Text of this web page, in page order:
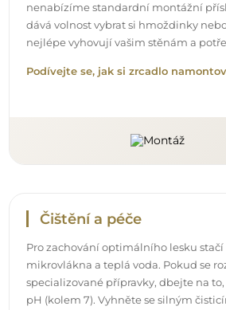
nenabízíme standardní montážní
dává volnost vybrat si hmoždinky
nejlépe vyhovují vašim stěnám a
Podívejte se, jak si zrcadlo
Čištění a péče
Pro zachování optimálního lesku stačí
mikrovlákna a teplá voda. Pokud se
specializované přípravky, dbejte na
pH (kolem 7). Vyhněte se silným